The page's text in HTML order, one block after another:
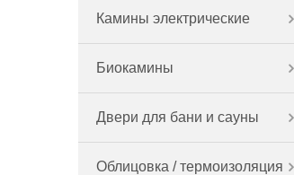
Камины электрические
Биокамины
Двери для бани и сауны
Облицовка / термоизоляция